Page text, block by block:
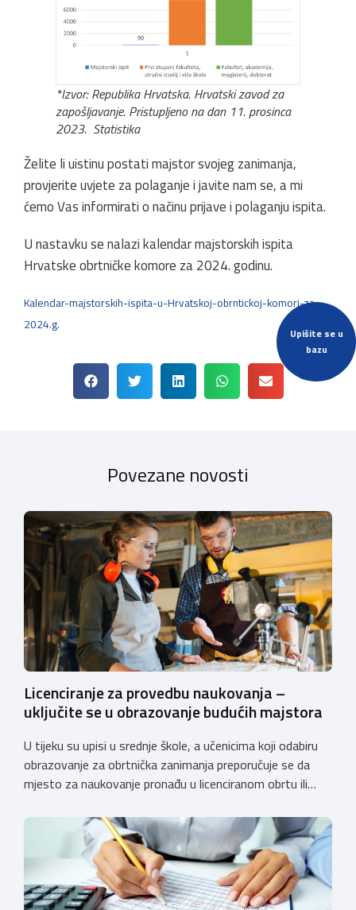
Upišite se u
bazu
*Izvor: Republika Hrvatska. Hrvatski zavod za
zapošljavanje. Pristupljeno na dan 11. prosinca
2023. Statistika
Želite li uistinu postati majstor svojeg zanimanja,
provjerite uvjete za polaganje i javite nam se, a mi
ćemo Vas informirati o načinu prijave i polaganju ispita.
U nastavku se nalazi kalendar majstorskih ispita
Hrvatske obrtničke komore za 2024. godinu.
Kalendar-majstorskih-ispita-u-Hrvatskoj-obrntickoj-komori-za-
2024.g.
Povezane novosti
Licenciranje za provedbu naukovanja –
uključite se u obrazovanje budućih majstora
U tijeku su upisi u srednje škole, a učenicima koji odabiru
obrazovanje za obrtnička zanimanja preporučuje se da
mjesto za naukovanje pronađu u licenciranom obrtu ili
koji još nemaju licenciju da pokrenu postupak
licenciranja kako bi budućim učenicima omogućili
kvalitetno i sigurno stjecanje praktičnih znanja, a
istodobno ulagali u razvoj […]